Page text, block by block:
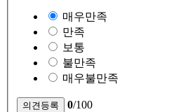
매우만족
만족
보통
불만족
매우불만족
0/100